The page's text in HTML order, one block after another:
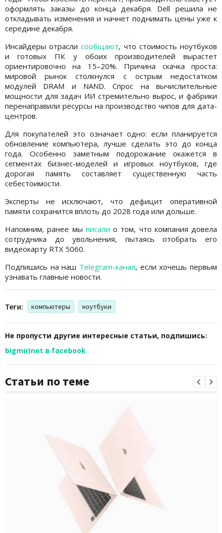
оформлять заказы до конца декабря. Dell решила не
откладывать изменения и начнет поднимать цены уже к
середине декабря.
Инсайдеры отраслисообщают, что стоимость ноутбуков
и готовых ПК у обоих производителей вырастет
ориентировочно на 15–20%. Причина скачка проста:
мировой рынок столкнулся с острым недостатком
модулей DRAM и NAND. Спрос на вычислительные
мощности для задач ИИ стремительно вырос, и фабрики
перенаправили ресурсы на производство чипов для дата-
центров.
Для покупателей это означает одно: если планируется
обновление компьютера, лучше сделать это до конца
года. Особенно заметным подорожание окажется в
сегментах бизнес-моделей и игровых ноутбуков, где
дорогая память составляет существенную часть
себестоимости.
Эксперты не исключают, что дефицит оперативной
памяти сохранится вплоть до 2028 года или дольше.
Напомним, ранее мы писали о том, что компания довела
сотрудника до увольнения, пытаясь отобрать его
видеокарту RTX 5060.
Подпишись на наш Telegram-канал, если хочешь первым
узнавать главные новости.
Теги: компьютеры ноутбуки
Не пропусти другие интересные статьи, подпишись:
bigmir)net в facebook
Статьи по теме